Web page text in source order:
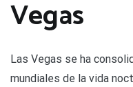
Vegas
Las Vegas se ha
mundiales de la vida